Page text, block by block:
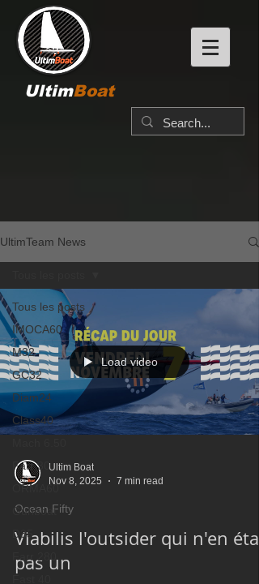
UltimBoat
UltimTeam News
Tous les posts
IMOCA60
M32
GC32
Diam24
Class40
Farr 30
ORMA60
Gunboat
D35
Load video
Ultim Boat
Nov 8, 2025
7 min read
Ocean Fifty
Viabilis l'outsider qui n'en était
pas un